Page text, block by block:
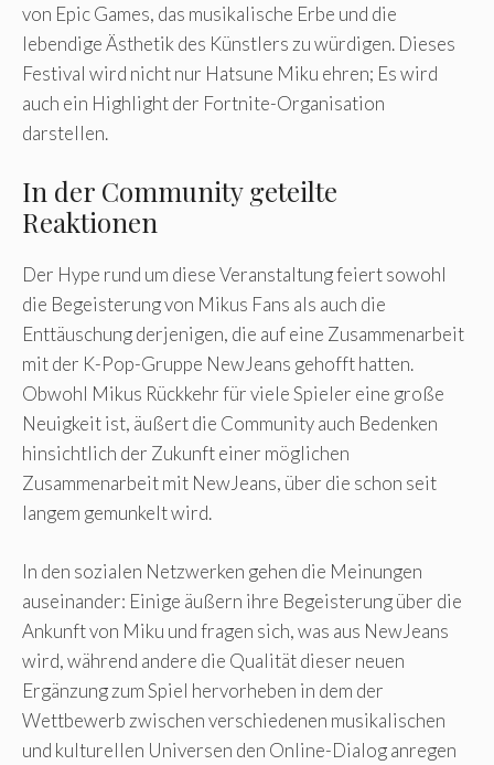
von Epic Games, das musikalische Erbe und die
lebendige Ästhetik des Künstlers zu würdigen. Dieses
Festival wird nicht nur Hatsune Miku ehren; Es wird
auch ein Highlight der Fortnite-Organisation
darstellen.
In der Community geteilte
Reaktionen
Der Hype rund um diese Veranstaltung feiert sowohl
die Begeisterung von Mikus Fans als auch die
Enttäuschung derjenigen, die auf eine Zusammenarbeit
mit der K-Pop-Gruppe NewJeans gehofft hatten.
Obwohl Mikus Rückkehr für viele Spieler eine große
Neuigkeit ist, äußert die Community auch Bedenken
hinsichtlich der Zukunft einer möglichen
Zusammenarbeit mit NewJeans, über die schon seit
langem gemunkelt wird.
In den sozialen Netzwerken gehen die Meinungen
auseinander: Einige äußern ihre Begeisterung über die
Ankunft von Miku und fragen sich, was aus NewJeans
wird, während andere die Qualität dieser neuen
Ergänzung zum Spiel hervorheben in dem der
Wettbewerb zwischen verschiedenen musikalischen
und kulturellen Universen den Online-Dialog anregen